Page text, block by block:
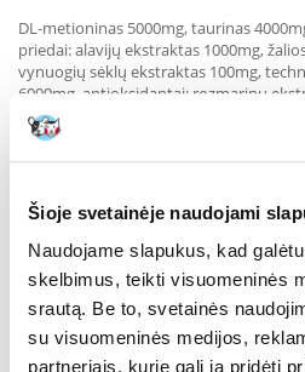
Šioje svetainėje naudojami
Naudojame slapukus, kad
skelbimus, teikti visuomeninės
srautą. Be to, svetainės
su visuomeninės medijos,
partneriais, kurie gali ją pridėti
DL-metioninas 5000mg, taurinas
priedai: alavijų ekstraktas 1000mg,
vynuogių sėklų ekstraktas 100mg,
6000mg, antioksidantai: rozmarinų
analizė:
drėgmė 9,00%, žali baltymai 38,00%,
magnis 0,09%, omega-6 3,30%, omega-3
gliukozaminas 1200mg/kg,
M 3828 Kcal/kg - 16,0MJ/kg Vartojimo
kad jūsų katė visą dieną galėtų gauti
Atkreipkite dėmesį: nurodyti kiekiai
maisto davinys, gali tekti koreguoti
Rekomenduojame reguliariai tikrinti